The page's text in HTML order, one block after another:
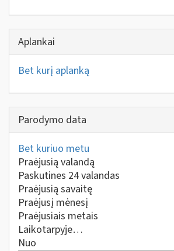
Aplankai
Bet kurį aplanką
Parodymo data
Bet kuriuo metu
Praėjusią valandą
Paskutines 24 valandas
Praėjusią savaitę
Praėjusį mėnesį
Praėjusiais metais
Laikotarpyje…
Nuo